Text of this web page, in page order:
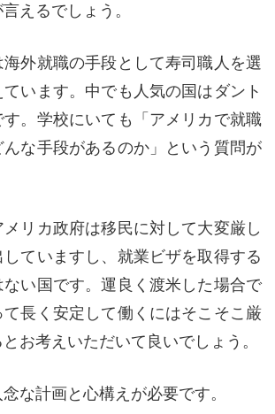
えるでしょう。
外就職の手段として寿司職人を選
います。中でも人気の国はダント
。学校にいても「アメリカで就職
な手段があるのか」という質問が
リカ政府は移民に対して大変厳し
ていますし、就業ビザを取得する
ない国です。運良く渡米した場合で
て長く安定して働くにはそこそこ厳
お考えいただいて良いでしょう。
な計画と心構えが必要です。